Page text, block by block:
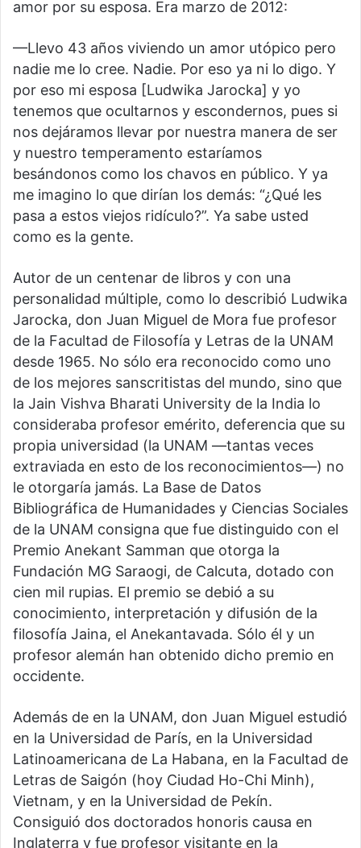
amor por su esposa. Era marzo de 2012:
—Llevo 43 años viviendo un amor utópico pero
nadie me lo cree. Nadie. Por eso ya ni lo digo. Y
por eso mi esposa [Ludwika Jarocka] y yo
tenemos que ocultarnos y escondernos, pues si
nos dejáramos llevar por nuestra manera de ser
y nuestro temperamento estaríamos
besándonos como los chavos en público. Y ya
me imagino lo que dirían los demás: “¿Qué les
pasa a estos viejos ridículo?”. Ya sabe usted
como es la gente.
Autor de un centenar de libros y con una
personalidad múltiple, como lo describió Ludwika
Jarocka, don Juan Miguel de Mora fue profesor
de la Facultad de Filosofía y Letras de la UNAM
desde 1965. No sólo era reconocido como uno
de los mejores sanscritistas del mundo, sino que
la Jain Vishva Bharati University de la India lo
consideraba profesor emérito, deferencia que su
propia universidad (la UNAM —tantas veces
extraviada en esto de los reconocimientos—) no
le otorgaría jamás. La Base de Datos
Bibliográfica de Humanidades y Ciencias Sociales
de la UNAM consigna que fue distinguido con el
Premio Anekant Samman que otorga la
Fundación MG Saraogi, de Calcuta, dotado con
cien mil rupias. El premio se debió a su
conocimiento, interpretación y difusión de la
filosofía Jaina, el Anekantavada. Sólo él y un
profesor alemán han obtenido dicho premio en
occidente.
Además de en la UNAM, don Juan Miguel estudió
en la Universidad de París, en la Universidad
Latinoamericana de La Habana, en la Facultad de
Letras de Saigón (hoy Ciudad Ho-Chi Minh),
Vietnam, y en la Universidad de Pekín.
Consiguió dos doctorados honoris causa en
Inglaterra y fue profesor visitante en la